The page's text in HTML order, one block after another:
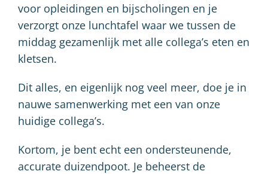
voor opleidingen en bijscholingen en je
verzorgt onze lunchtafel waar we tussen de
middag gezamenlijk met alle collega’s eten en
kletsen.
Dit alles, en eigenlijk nog veel meer, doe je in
nauwe samenwerking met een van onze
huidige collega’s.
Kortom, je bent echt een ondersteunende,
accurate duizendpoot. Je beheerst de